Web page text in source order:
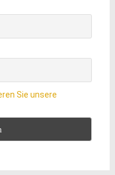
Sie unsere